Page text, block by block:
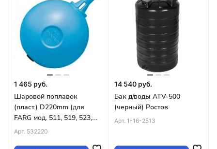
1 465 руб.
Шаровой поплавок
(пласт.) D220mm (для
FARG мод. 511, 519, 523,
524,525
Арт. 532220
14 540 руб.
Бак д/воды ATV-500
(черный) Ростов
Арт. 1-16-2513